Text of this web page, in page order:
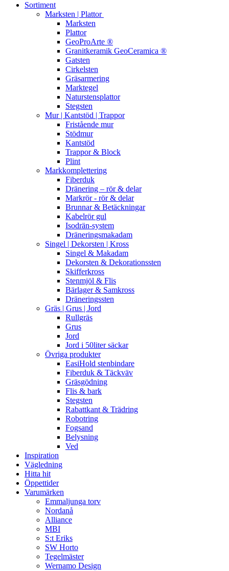
Sortiment
Marksten | Plattor
Marksten
Plattor
GeoProArte ®
Granitkeramik GeoCeramica ®
Gatsten
Cirkelsten
Gräsarmering
Marktegel
Naturstensplattor
Stegsten
Mur | Kantstöd | Trappor
Fristående mur
Stödmur
Kantstöd
Trappor & Block
Plint
Markkomplettering
Fiberduk
Dränering – rör & delar
Markrör - rör & delar
Brunnar & Betäckningar
Kabelrör gul
Isodrän-system
Dräneringsmakadam
Singel | Dekorsten | Kross
Singel & Makadam
Dekorsten & Dekorationssten
Skifferkross
Stenmjöl & Flis
Bärlager & Samkross
Dräneringssten
Gräs | Grus | Jord
Rullgräs
Grus
Jord
Jord i 50liter säckar
Övriga produkter
EasiHold stenbindare
Fiberduk & Täckväv
Gräsgödning
Flis & bark
Stegsten
Rabattkant & Trädring
Robotring
Fogsand
Belysning
Ved
Inspiration
Vägledning
Hitta hit
Öppettider
Varumärken
Emmaljunga torv
Nordanå
Alliance
MBI
S:t Eriks
SW Horto
Tegelmäster
Wernamo Design